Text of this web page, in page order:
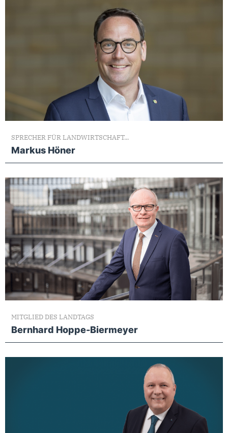
SPRECHER FÜR LANDWIRTSCHAFT...
Markus Höner
MITGLIED DES LANDTAGS
Bernhard Hoppe-Biermeyer